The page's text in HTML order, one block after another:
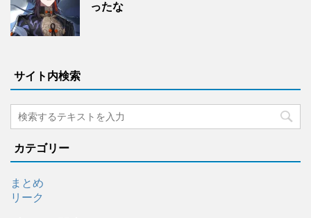
ったな
サイト内検索
カテゴリー
まとめ
リーク